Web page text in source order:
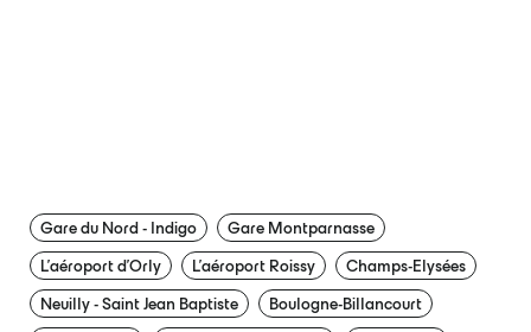
Gare du Nord - Indigo
Gare Montparnasse
L'aéroport d'Orly
L'aéroport Roissy
Champs-Elysées
Neuilly - Saint Jean Baptiste
Boulogne-Billancourt